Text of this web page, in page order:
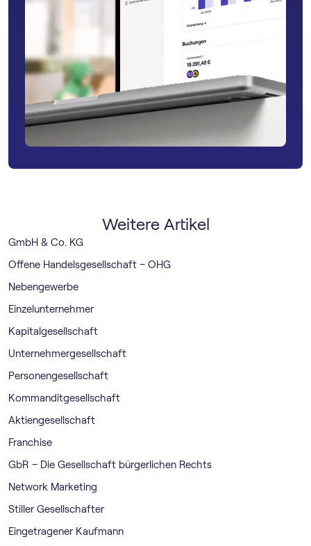
Weitere Artikel
GmbH & Co. KG
Offene Handelsgesellschaft – OHG
Nebengewerbe
Einzelunternehmer
Kapitalgesellschaft
Unternehmergesellschaft
Personengesellschaft
Kommanditgesellschaft
Aktiengesellschaft
Franchise
GbR – Die Gesellschaft bürgerlichen Rechts
Network Marketing
Stiller Gesellschafter
Eingetragener Kaufmann